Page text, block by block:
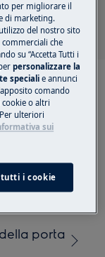
per
porta
per migliorare il
di marketing.
del nostro sito
che
su “Accetta Tutti i
personalizzare la
speciali e annunci
comando
cookie o altri
ulteriori
sui
i cookie